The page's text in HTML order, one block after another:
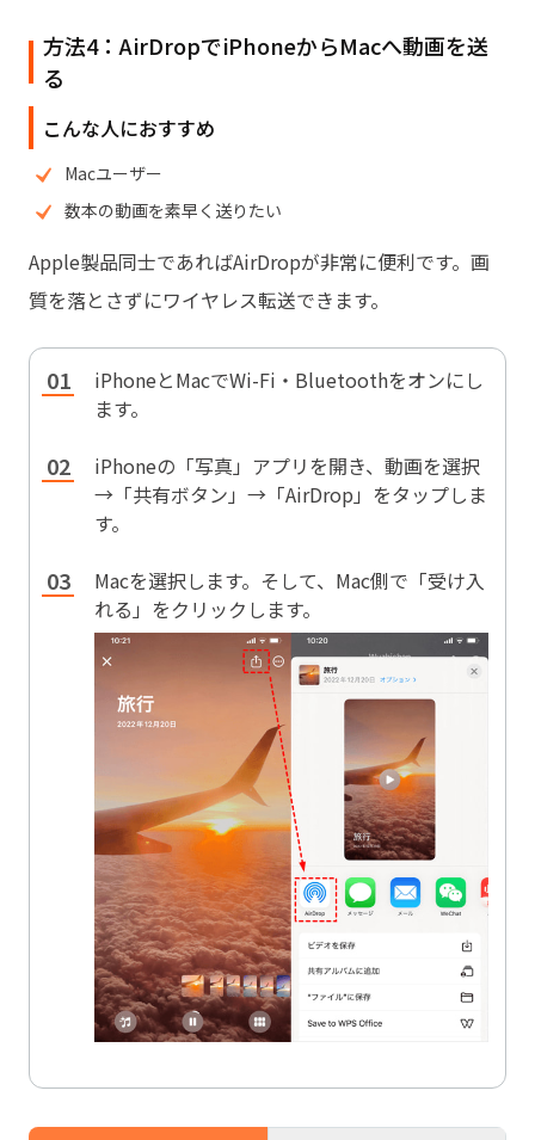
方法4：AirDropでiPhoneからMacへ動画を送
る
こんな人におすすめ
Macユーザー
数本の動画を素早く送りたい
Apple製品同士であればAirDropが非常に便利です。画
質を落とさずにワイヤレス転送できます。
iPhoneとMacでWi-Fi・Bluetoothをオンにし
ます。
iPhoneの「写真」アプリを開き、動画を選択
→「共有ボタン」→「AirDrop」をタップしま
す。
Macを選択します。そして、Mac側で「受け入
れる」をクリックします。